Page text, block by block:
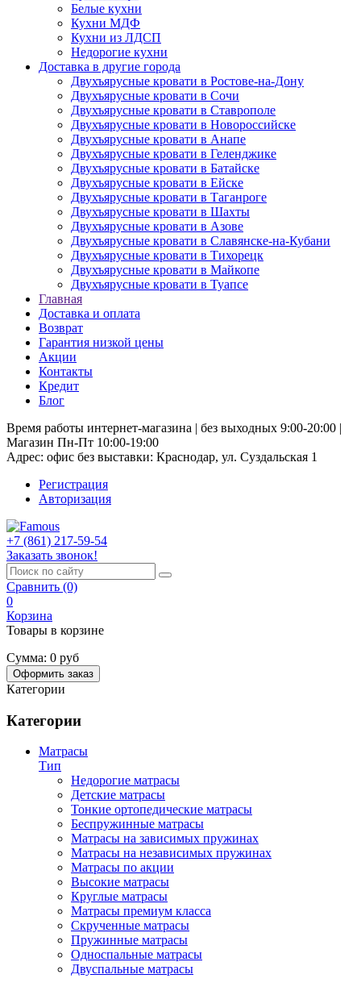
Белые кухни
Кухни МДФ
Кухни из ЛДСП
Недорогие кухни
Доставка в другие города
Двухъярусные кровати в Ростове-на-Дону
Двухъярусные кровати в Сочи
Двухъярусные кровати в Ставрополе
Двухъярусные кровати в Новороссийске
Двухъярусные кровати в Анапе
Двухъярусные кровати в Геленджике
Двухъярусные кровати в Батайске
Двухъярусные кровати в Ейске
Двухъярусные кровати в Таганроге
Двухъярусные кровати в Шахты
Двухъярусные кровати в Азове
Двухъярусные кровати в Славянске-на-Кубани
Двухъярусные кровати в Тихорецк
Двухъярусные кровати в Майкопе
Двухъярусные кровати в Туапсе
Главная
Доставка и оплата
Возврат
Гарантия низкой цены
Акции
Контакты
Кредит
Блог
Время работы интернет-магазина | без выходных 9:00-20:00 |
Магазин Пн-Пт 10:00-19:00
Адрес: офис без выставки: Краснодар, ул. Суздальская 1
Регистрация
Авторизация
+7 (861) 217-59-54
Заказать звонок!
Сравнить (0)
0
Корзина
Товары в корзине
Сумма: 0 руб
Оформить заказ
Категории
Категории
Матрасы
Тип
Недорогие матрасы
Детские матрасы
Тонкие ортопедические матрасы
Беспружинные матрасы
Матрасы на зависимых пружинах
Матрасы на независимых пружинах
Матрасы по акции
Высокие матрасы
Круглые матрасы
Матрасы премиум класса
Скрученные матрасы
Пружинные матрасы
Односпальные матрасы
Двуспальные матрасы